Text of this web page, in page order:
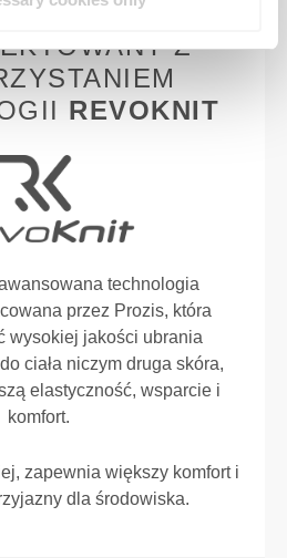
Z
REVOKNIT
technologia
przez Prozis, która
wysokiej jakości ubrania
ciała niczym druga skóra,
elastyczność, wsparcie i
komfort.
zapewnia większy komfort i
dla środowiska.